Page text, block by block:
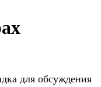
для обсуждения